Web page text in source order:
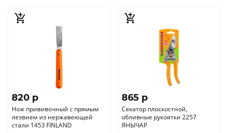
820 p
Нож прививочный с прямым
лезвием из нержавеющей
стали 1453 FINLAND
865 p
Секатор плоскостной,
обливные рукоятки 2257
ЯНЫЧАР